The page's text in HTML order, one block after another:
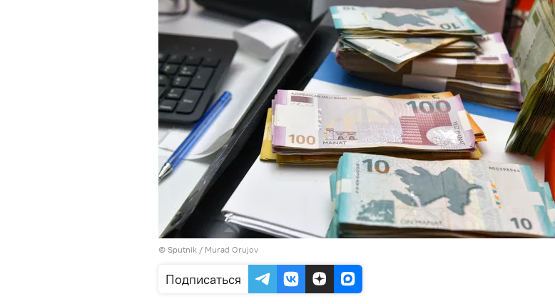
© Sputnik / Murad Orujov
Подписаться